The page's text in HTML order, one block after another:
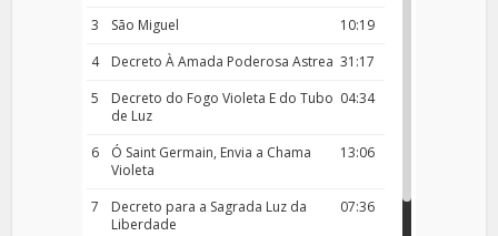
3
10:19
São Miguel
4
31:17
Decreto À Amada Poderosa Astrea
5
04:34
Decreto do Fogo Violeta E do Tubo
de Luz
6
13:06
Ó Saint Germain, Envia a Chama
Violeta
7
07:36
Decreto para a Sagrada Luz da
Liberdade